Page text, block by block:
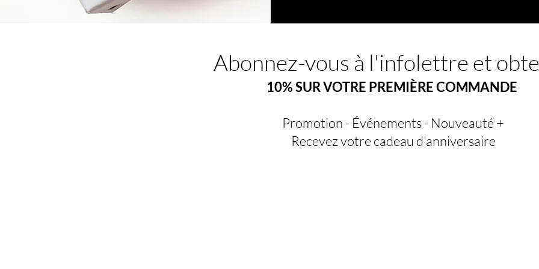
Abonnez-vous à l'infolettre et
10% SUR VOTRE PREMIÈRE COMMANDE
Promotion - Événements - Nouveauté +
Recevez votre cadeau d'anniversaire